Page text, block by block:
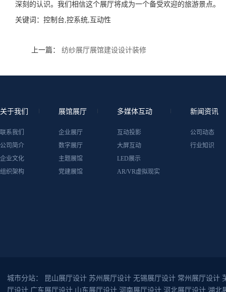
深刻的认识。我们相信这个展厅将成为一个备受欢迎的旅游景点。
关键词： 控制台,控系统,互动性
上一篇： 纺纱展厅展馆建设设计装修
关于我们
联系我们
公司简介
企业文化
组织架构
展馆展厅
企业展厅
数字展厅
主题展馆
党建展馆
多媒体互动
互动投影
大屏互动
LED展示
AR/VR虚拟现实
新闻资讯
公司动态
行业知识
城市分站： 昆山展厅设计 苏州展厅设计 无锡展厅设计 常州展厅设计
厅设计 广东展厅设计 山东展厅设计 河南展厅设计 河北展厅设计 湖北